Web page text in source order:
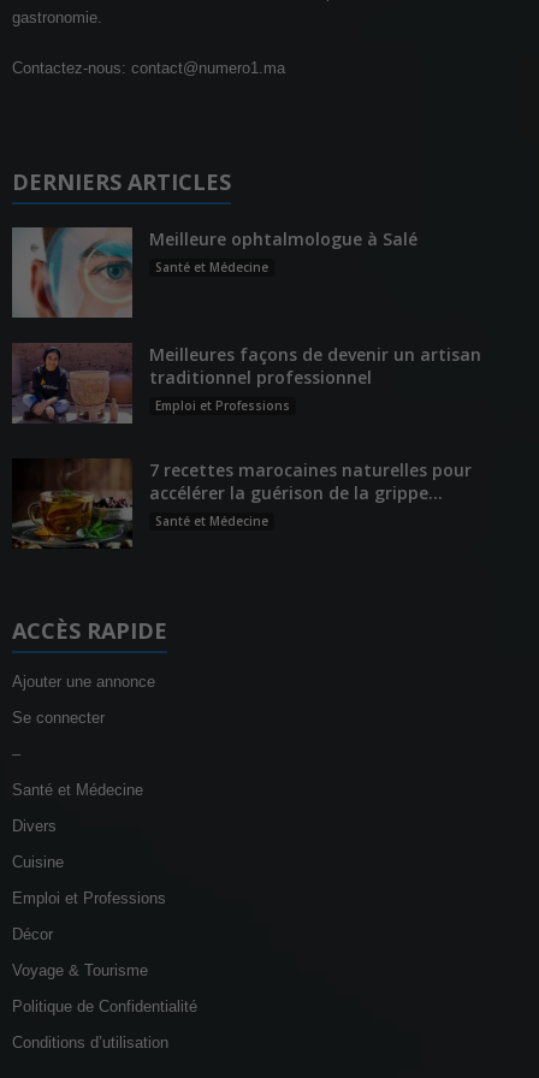
gastronomie.
Contactez-nous: contact@numero1.ma
DERNIERS ARTICLES
Meilleure ophtalmologue à Salé
Santé et Médecine
Meilleures façons de devenir un artisan
traditionnel professionnel
Emploi et Professions
7 recettes marocaines naturelles pour
accélérer la guérison de la grippe...
Santé et Médecine
ACCÈS RAPIDE
Ajouter une annonce
Se connecter
–
Santé et Médecine
Divers
Cuisine
Emploi et Professions
Décor
Voyage & Tourisme
Politique de Confidentialité
Conditions d’utilisation